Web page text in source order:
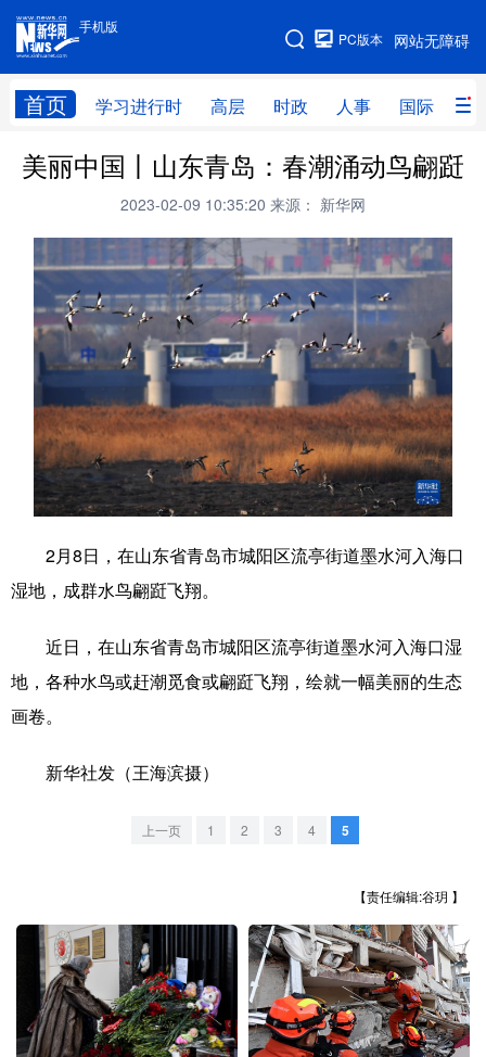
手机版
网站无障碍
PC版本
首页 学习进行时 高层 时政 人事 国际 财
手机版
网站地图
学习进行时 高层 时政 人事
财经 网评
思客智库 全球连线 教育
科技 科创 量子 体育
文化 书画 健康 军事
访谈 视频 政务
法律 中央文件 金融 汽车
食品 人居 信息化 数字经济
文化产业
天津 河北
江苏
浙江 安徽 福建 江西
山东 河南 湖北 湖南
广东 广西 海南 重庆
美丽中国丨山东青岛：春潮涌动鸟翩跹
2023-02-09 10:35:20 来源： 新华网
2月8日，在山东省青岛市城阳区流亭街道墨水河入海口
湿地，成群水鸟翩跹飞翔。
近日，在山东省青岛市城阳区流亭街道墨水河入海口湿
地，各种水鸟或赶潮觅食或翩跹飞翔，绘就一幅美丽的生态
画卷。
新华社发（王海滨摄）
上一页 1 2 3 4 5
【责任编辑:谷玥 】